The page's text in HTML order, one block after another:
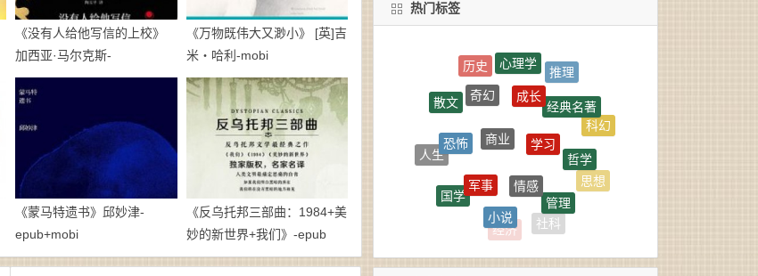
《没有人给他写信的上校》
加西亚·马尔克斯-
epub+mobi+azw3
《万物既伟大又渺小》 [英]吉
米・哈利-mobi
《蒙马特遗书》邱妙津-
epub+mobi
《反乌托邦三部曲：1984+美
妙的新世界+我们》-epub
热门标签
心理学
推理
散文
奇幻
成长
科幻
人生
商业
学习
哲学
思想
惊悚
随笔
国学
军事
情感
社科
经济
小说